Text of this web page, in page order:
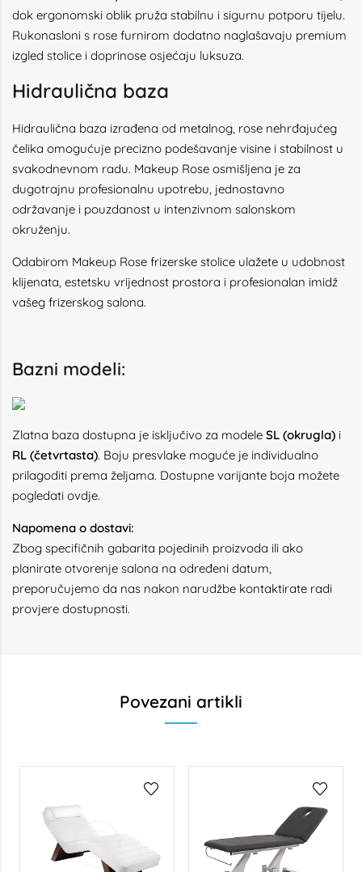
dok ergonomski oblik pruža stabilnu i sigurnu potporu tijelu.
Rukonasloni s rose furnirom dodatno naglašavaju premium
izgled stolice i doprinose osjećaju luksuza.
Hidraulična baza
Hidraulična baza izrađena od metalnog, rose nehrđajućeg
čelika omogućuje precizno podešavanje visine i stabilnost u
svakodnevnom radu. Makeup Rose osmišljena je za
dugotrajnu profesionalnu upotrebu, jednostavno
održavanje i pouzdanost u intenzivnom salonskom
okruženju.
Odabirom Makeup Rose frizerske stolice ulažete u udobnost
klijenata, estetsku vrijednost prostora i profesionalan imidž
vašeg frizerskog salona.
Bazni modeli:
Zlatna baza dostupna je isključivo za modele SL (okrugla) i
RL (četvrtasta). Boju presvlake moguće je individualno
prilagoditi prema željama. Dostupne varijante boja možete
pogledati ovdje.
Napomena o dostavi:
Zbog specifičnih gabarita pojedinih proizvoda ili ako
planirate otvorenje salona na određeni datum,
preporučujemo da nas nakon narudžbe kontaktirate radi
provjere dostupnosti.
Povezani artikli